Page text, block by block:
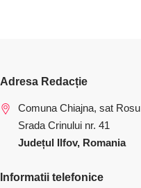
Adresa Redacție
Comuna Chiajna, sat Rosu
Srada Crinului nr. 41
Județul Ilfov, Romania
Informatii telefonice